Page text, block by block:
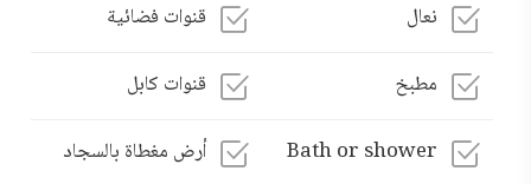
نعال
قنوات فضائية
مطبخ
قنوات كابل
Bath or shower
أرض مغطاة بالسجاد